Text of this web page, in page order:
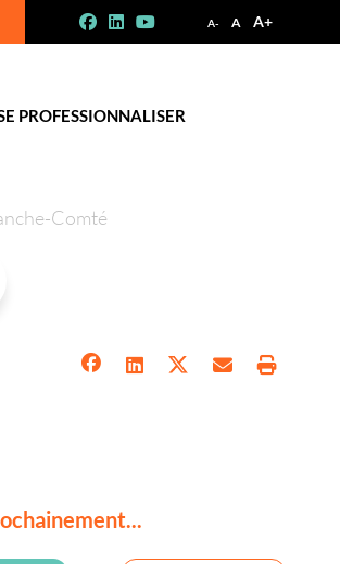
A- A A+
PROFESSIONNALISER
Comté